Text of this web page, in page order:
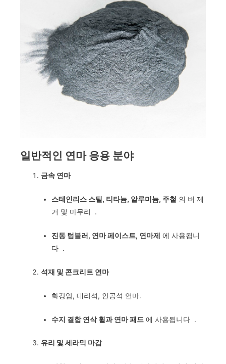
일반적인 연마 응용 분야
금속 연마
스테인리스 스틸, 티타늄, 알루미늄, 주철 의 버 제
거 및 마무리 .
진동 텀블러, 연마 페이스트, 연마제 에 사용됩니
다 .
석재 및 콘크리트 연마
화강암, 대리석, 인공석 연마.
수지 결합 연삭 휠과 연마 패드에 사용됩니다 .
유리 및 세라믹 마감